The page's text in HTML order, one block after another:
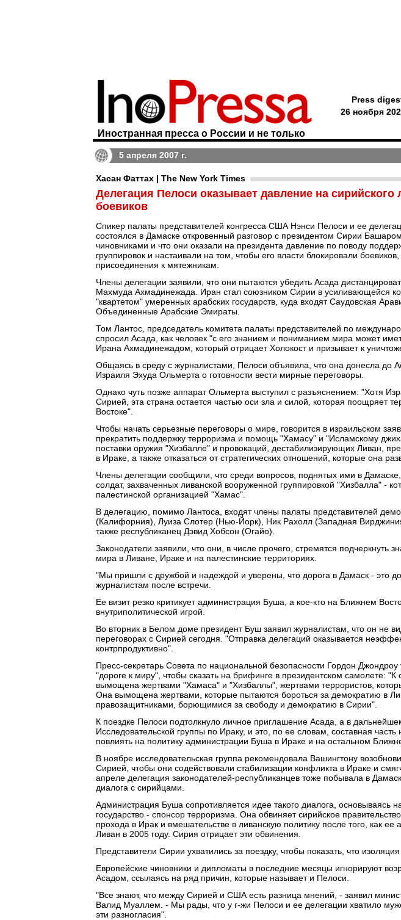
Иностранная пресса о России и не только
Press
26 ноября
5 апреля 2007 г.
Хасан Фаттах | The New York Times
Делегация Пелоси оказывает давление на сирийского
боевиков
Спикер палаты представителей конгресса США Нэнси Пелоси и ее
состоялся в Дамаске откровенный разговор с президентом Сирии
чиновниками и что они оказали на президента давление по поводу
группировок и настаивали на том, чтобы его власти блокировали
присоединения к мятежникам.
Члены делегации заявили, что они пытаются убедить Асада
Махмуда Ахмадинежада. Иран стал союзником Сирии в усиливающейся
"квартетом" умеренных арабских государств, куда входят Саудовская
Объединенные Арабские Эмираты.
Том Лантос, председатель комитета палаты представителей по
спросил Асада, как человек "с его знанием и пониманием мира может
Ирана Ахмадинежадом, который отрицает Холокост и призывает к
Общаясь в среду с журналистами, Пелоси объявила, что она донесла до
Израиля Эхуда Ольмерта о готовности вести мирные переговоры.
Однако чуть позже аппарат Ольмерта выступил с разъяснением: "Хотя
Сирией, эта страна остается частью оси зла и силой, которая поощряет
Востоке".
Чтобы начать серьезные переговоры о мире, говорится в израильском
прекратить поддержку терроризма и помощь "Хамасу" и "Исламскому
поставки оружия "Хизбалле" и провокаций, дестабилизирующих Ливан,
в Ираке, а также отказаться от стратегических отношений, которые она
Члены делегации сообщили, что среди вопросов, поднятых ими в
солдат, захваченных ливанской вооруженной группировкой "Хизбалла" -
палестинской организацией "Хамас".
В делегацию, помимо Лантоса, входят члены палаты представителей
(Калифорния), Луиза Слотер (Нью-Йорк), Ник Рахолл (Западная
также республиканец Дэвид Хобсон (Огайо).
Законодатели заявили, что они, в числе прочего, стремятся подчеркнуть
мира в Ливане, Ираке и на палестинские территориях.
"Мы пришли с дружбой и надеждой и уверены, что дорога в Дамаск - это
журналистам после встречи.
Ее визит резко критикует администрация Буша, а кое-кто на Ближнем
внутриполитической игрой.
Во вторник в Белом доме президент Буш заявил журналистам, что он не
переговорах с Сирией сегодня. "Отправка делегаций оказывается
контрпродуктивно".
Пресс-секретарь Совета по национальной безопасности Гордон Джондроу
"дороге к миру", чтобы сказать на брифинге в президентском самолете: "К
вымощена жертвами "Хамаса" и "Хизбаллы", жертвами террористов,
Она вымощена жертвами, которые пытаются бороться за демократию в
правозащитниками, борющимися за свободу и демократию в Сирии".
К поездке Пелоси подтолкнуло личное приглашение Асада, а в
Исследовательской группы по Ираку, и это, по ее словам, составная
повлиять на политику администрации Буша в Ираке и на остальном
В ноябре исследовательская группа рекомендовала Вашингтону
Сирией, чтобы они содействовали стабилизации конфликта в Ираке и
апреле делегация законодателей-республиканцев тоже побывала в
диалога с сирийцами.
Администрация Буша сопротивляется идее такого диалога, основываясь
государство - спонсор терроризма. Она обвиняет сирийское
прохода в Ирак и вмешательстве в ливанскую политику после того, как
Ливан в 2005 году. Сирия отрицает эти обвинения.
Представители Сирии ухватились за поездку, чтобы показать, что
Европейские чиновники и дипломаты в последние месяцы игнорируют
Асадом, ссылаясь на ряд причин, которые называет и Пелоси.
"Все знают, что между Сирией и США есть разница мнений, - заявил
Валид Муаллем. - Мы рады, что у г-жи Пелоси и ее делегации хватило
эти разногласия".